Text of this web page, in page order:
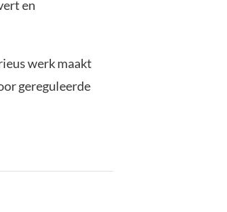
en
werk maakt
gereguleerde